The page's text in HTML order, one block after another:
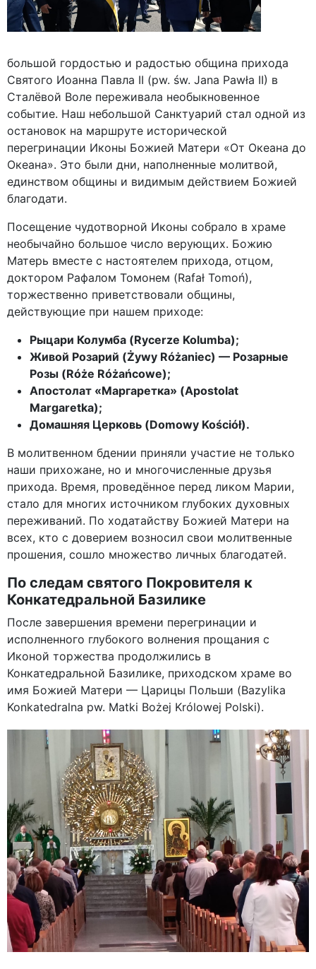
большой гордостью и радостью община прихода
Святого Иоанна Павла II (pw. św. Jana Pawła II) в
Сталёвой Воле переживала необыкновенное
событие. Наш небольшой Санктуарий стал одной из
остановок на маршруте исторической
перегринации Иконы Божией Матери «От Океана до
Океана». Это были дни, наполненные молитвой,
единством общины и видимым действием Божией
благодати.
Посещение чудотворной Иконы собрало в храме
необычайно большое число верующих. Божию
Матерь вместе с настоятелем прихода, отцом,
доктором Рафалом Томонем (Rafał Tomoń),
торжественно приветствовали общины,
действующие при нашем приходе:
Рыцари Колумба (Rycerze Kolumba);
Живой Розарий (Żywy Różaniec) — Розарные
Розы (Róże Różańcowe);
Апостолат «Маргаретка» (Apostolat
Margaretka);
Домашняя Церковь (Domowy Kościół).
В молитвенном бдении приняли участие не только
наши прихожане, но и многочисленные друзья
прихода. Время, проведённое перед ликом Марии,
стало для многих источником глубоких духовных
переживаний. По ходатайству Божией Матери на
всех, кто с доверием возносил свои молитвенные
прошения, сошло множество личных благодатей.
По следам святого Покровителя к
Конкатедральной Базилике
После завершения времени перегринации и
исполненного глубокого волнения прощания с
Иконой торжества продолжились в
Конкатедральной Базилике, приходском храме во
имя Божией Матери — Царицы Польши (Bazylika
Konkatedralna pw. Matki Bożej Królowej Polski).